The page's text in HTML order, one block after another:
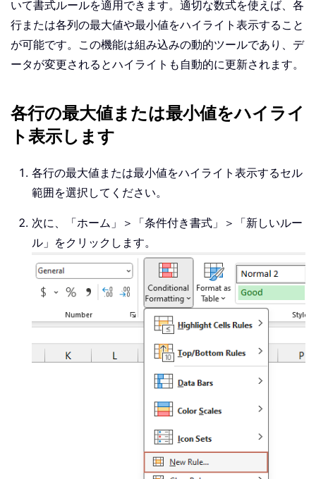
いて書式ルールを適用できます。適切な数式を使えば、各
行または各列の最大値や最小値をハイライト表示すること
が可能です。この機能は組み込みの動的ツールであり、デ
ータが変更されるとハイライトも自動的に更新されます。
各行の最大値または最小値をハイライ
ト表示します
各行の最大値または最小値をハイライト表示するセル
範囲を選択してください。
次に、「ホーム」＞「条件付き書式」＞「新しいルー
ル」をクリックします。